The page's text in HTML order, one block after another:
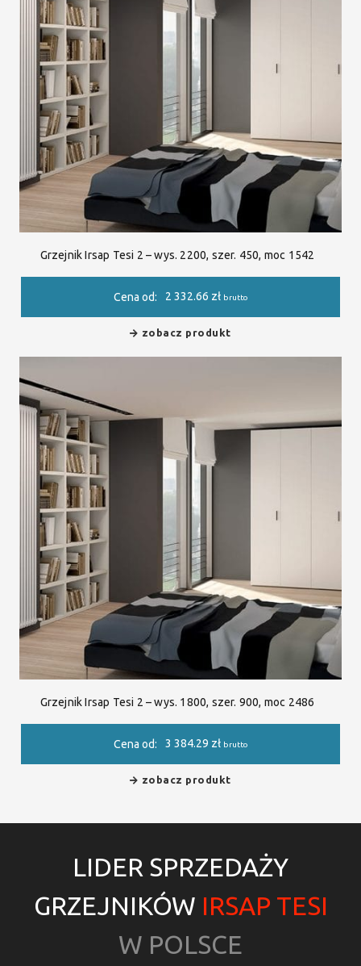
Grzejnik Irsap Tesi 2 – wys. 2200, szer. 450, moc 1542
Cena od: 2 332.66 zł brutto
zobacz produkt
Grzejnik Irsap Tesi 2 – wys. 1800, szer. 900, moc 2486
Cena od: 3 384.29 zł brutto
zobacz produkt
LIDER SPRZEDAŻY
GRZEJNIKÓW IRSAP TESI
W POLSCE